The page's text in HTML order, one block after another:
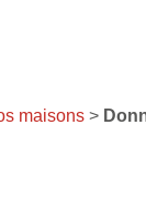
maisons >